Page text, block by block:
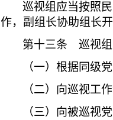
巡视组应当按照
作，副组长协助组长
第十三条 巡视组
（一）根据同级
（二）向巡视工
（三）向被巡视